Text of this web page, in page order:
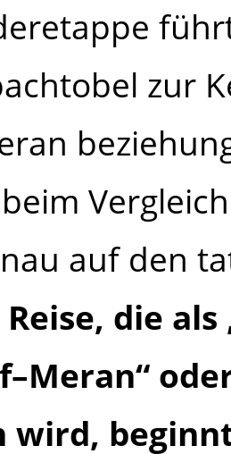
zur
auf den
die
wird,